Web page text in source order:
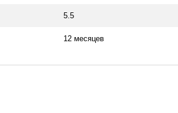
5.5
12 месяцев